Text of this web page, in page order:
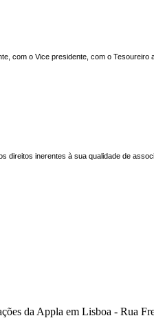
com o Vice presidente, com o Tesoureiro
inerentes à sua qualidade de
da Appla em Lisboa - Rua